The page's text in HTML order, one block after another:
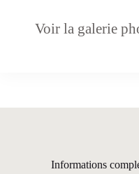
Voir la galerie
Informations